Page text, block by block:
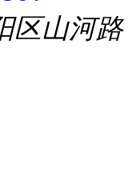
区山河路